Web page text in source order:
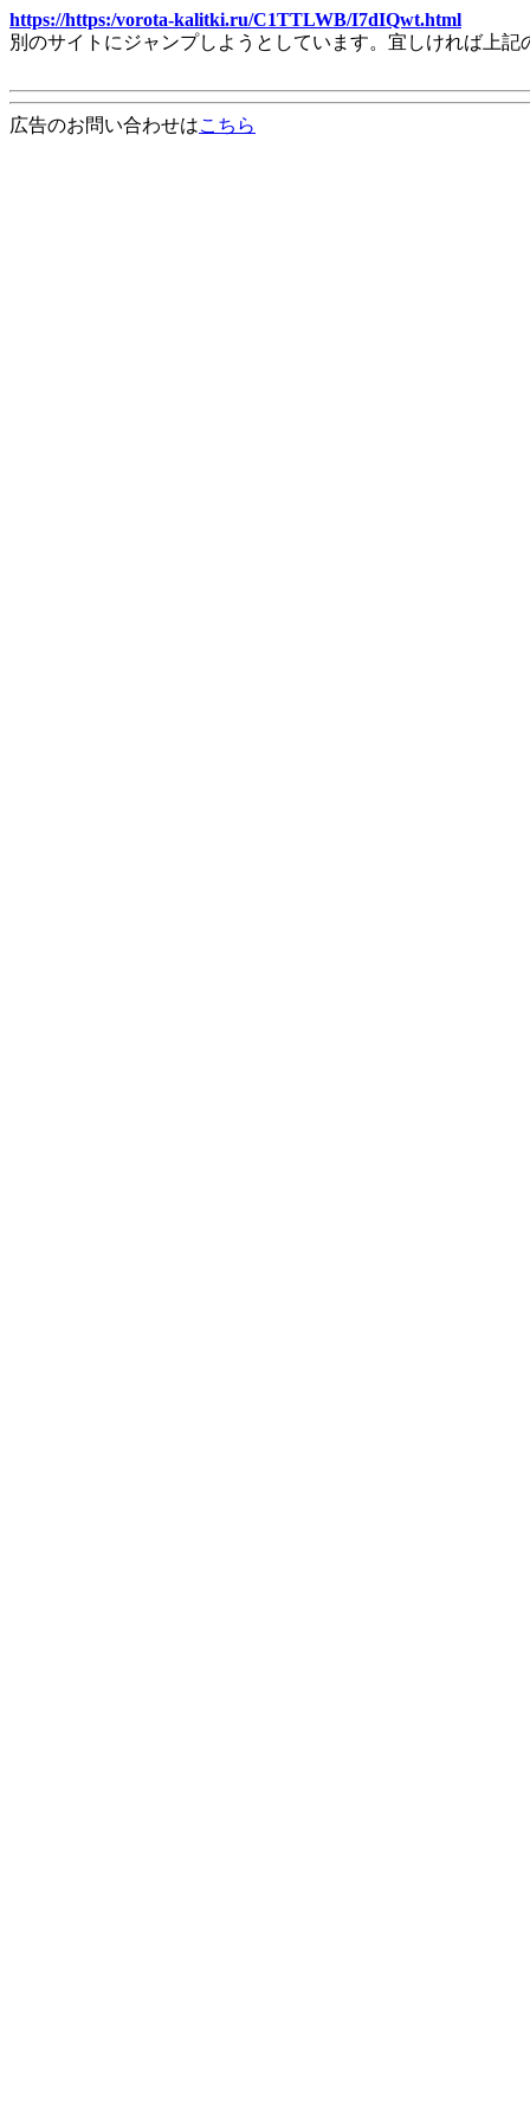
https://https:/vorota-kalitki.ru/C1TTLWB/I7dIQwt.html
別のサイトにジャンプしようとしています。宜しければ上
広告のお問い合わせはこちら